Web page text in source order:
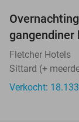
gangendiner
Fletcher Hotels
Sittard (+
Verkocht: 18.133